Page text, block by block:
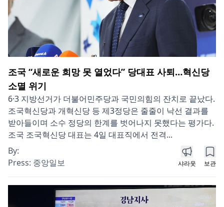
조국 “새로운 희망 못 열었다” 당대표 사퇴…혁신당
소멸 위기
6·3 지방선거가 더불어민주당과 국민의힘의 잔치로 끝났다.
조국혁신당과 개혁신당 등 제3정당은 줄줄이 낙선 결과를
받아들이며 소수 정당의 한계를 벗어나지 못했다는 평가다.
조국 조국혁신당 대표는 4일 대표직에서 전격...
By:
Press: 중앙일보 샤라웃 보관